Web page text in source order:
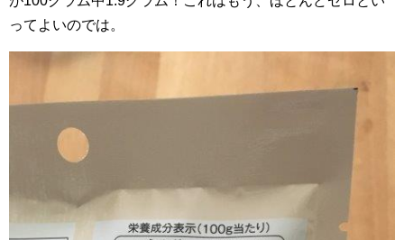
ってよいのでは。